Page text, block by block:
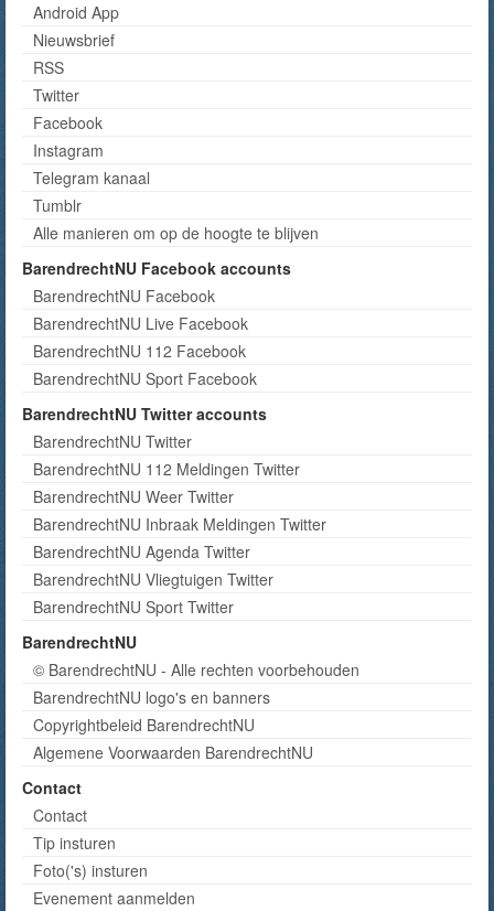
Android App
Nieuwsbrief
RSS
Twitter
Facebook
Instagram
Telegram kanaal
Tumblr
Alle manieren om op de hoogte te blijven
BarendrechtNU Facebook accounts
BarendrechtNU Facebook
BarendrechtNU Live Facebook
BarendrechtNU 112 Facebook
BarendrechtNU Sport Facebook
BarendrechtNU Twitter accounts
BarendrechtNU Twitter
BarendrechtNU 112 Meldingen Twitter
BarendrechtNU Weer Twitter
BarendrechtNU Inbraak Meldingen Twitter
BarendrechtNU Agenda Twitter
BarendrechtNU Vliegtuigen Twitter
BarendrechtNU Sport Twitter
BarendrechtNU
© BarendrechtNU - Alle rechten voorbehouden
BarendrechtNU logo's en banners
Copyrightbeleid BarendrechtNU
Algemene Voorwaarden BarendrechtNU
Contact
Contact
Tip insturen
Foto('s) insturen
Evenement aanmelden